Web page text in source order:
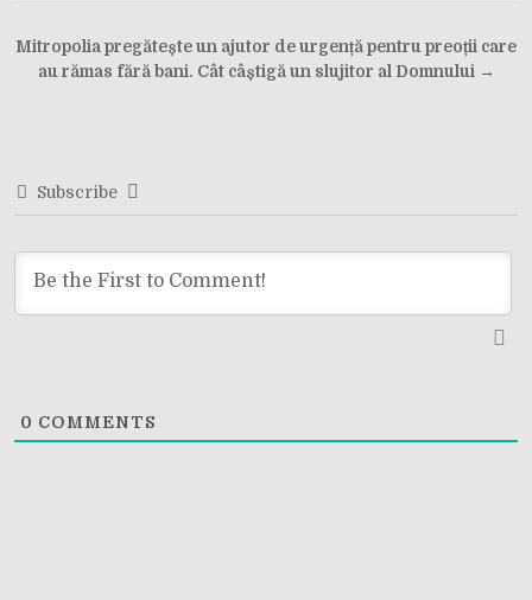
Post
navigation
Mitropolia pregătește un ajutor de urgență pentru preoții care
au rămas fără bani. Cât câștigă un slujitor al Domnului →
Subscribe
0 COMMENTS